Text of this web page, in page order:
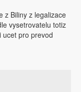
z Biliny z legalizace
vysetrovatelu totiz
ucet pro prevod